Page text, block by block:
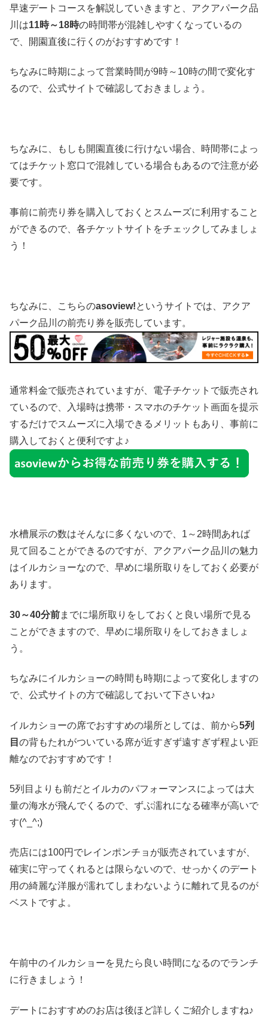
早速デートコースを解説していきますと、アクアパーク品
川は11時～18時の時間帯が混雑しやすくなっているの
で、開園直後に行くのがおすすめです！
ちなみに時期によって営業時間が9時～10時の間で変化す
るので、公式サイトで確認しておきましょう。
ちなみに、もしも開園直後に行けない場合、時間帯によっ
てはチケット窓口で混雑している場合もあるので注意が必
要です。
事前に前売り券を購入しておくとスムーズに利用すること
ができるので、各チケットサイトをチェックしてみましょ
う！
ちなみに、こちらのasoview!というサイトでは、アクア
パーク品川の前売り券を販売しています。
通常料金で販売されていますが、電子チケットで販売され
ているので、入場時は携帯・スマホのチケット画面を提示
するだけでスムーズに入場できるメリットもあり、事前に
購入しておくと便利ですよ♪
水槽展示の数はそんなに多くないので、1～2時間あれば
見て回ることができるのですが、アクアパーク品川の魅力
はイルカショーなので、早めに場所取りをしておく必要が
あります。
30～40分前までに場所取りをしておくと良い場所で見る
ことができますので、早めに場所取りをしておきましょ
う。
ちなみにイルカショーの時間も時期によって変化しますの
で、公式サイトの方で確認しておいて下さいね♪
イルカショーの席でおすすめの場所としては、前から5列
目 の背もたれがついている席が近すぎず遠すぎず程よい距
離なのでおすすめです！
5列目よりも前だとイルカのパフォーマンスによっては大
量の海水が飛んでくるので、ずぶ濡れになる確率が高いで
す(^_^;)
売店には100円でレインポンチョが販売されていますが、
確実に守ってくれるとは限らないので、せっかくのデート
用の綺麗な洋服が濡れてしまわないように離れて見るのが
ベストですよ。
午前中のイルカショーを見たら良い時間になるのでランチ
に行きましょう！
デートにおすすめのお店は後ほど詳しくご紹介しますね♪